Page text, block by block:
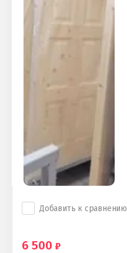
Добавить к сравнению
6 500